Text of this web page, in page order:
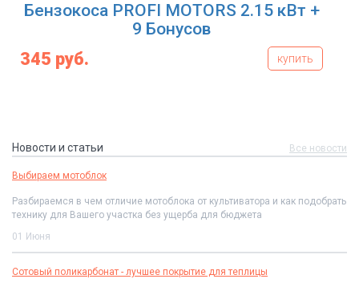
Бензокоса PROFI MOTORS 2.15 кВт +
9 Бонусов
345 руб. купить
Новости и статьи Все новости
Выбираем мотоблок
Разбираемся в чем отличие мотоблока от культиватора и как подобрать
технику для Вашего участка без ущерба для бюджета
01 Июня
Сотовый поликарбонат - лучшее покрытие для теплицы